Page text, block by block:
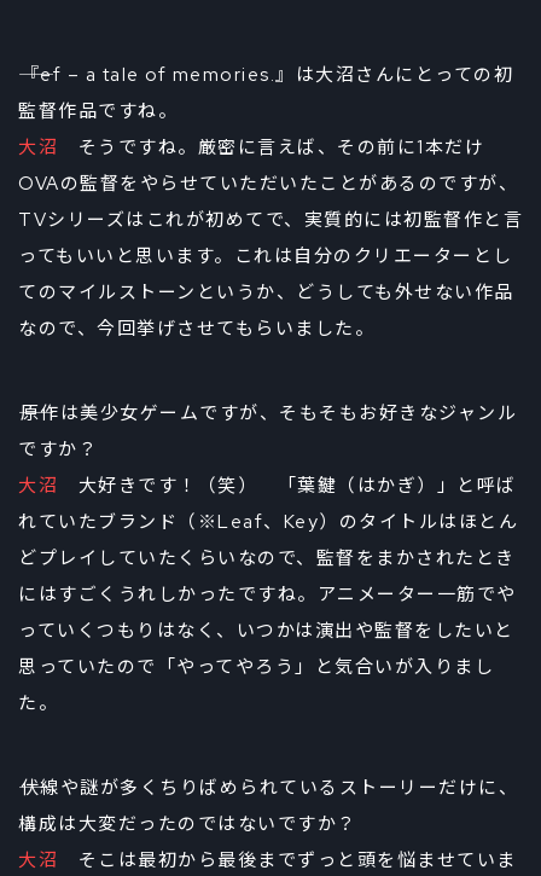
――『ef – a tale of memories.』は大沼さんにとっての初
監督作品ですね。
大沼 そうですね。厳密に言えば、その前に1本だけ
OVAの監督をやらせていただいたことがあるのですが、
TVシリーズはこれが初めてで、実質的には初監督作と言
ってもいいと思います。これは自分のクリエーターとし
てのマイルストーンというか、どうしても外せない作品
なので、今回挙げさせてもらいました。
――原作は美少女ゲームですが、そもそもお好きなジャンル
ですか？
大沼 大好きです！（笑） 「葉鍵（はかぎ）」と呼ば
れていたブランド（※Leaf、Key）のタイトルはほとん
どプレイしていたくらいなので、監督をまかされたとき
にはすごくうれしかったですね。アニメーター一筋でや
っていくつもりはなく、いつかは演出や監督をしたいと
思っていたので「やってやろう」と気合いが入りまし
た。
――伏線や謎が多くちりばめられているストーリーだけに、
構成は大変だったのではないですか？
大沼 そこは最初から最後までずっと頭を悩ませていま